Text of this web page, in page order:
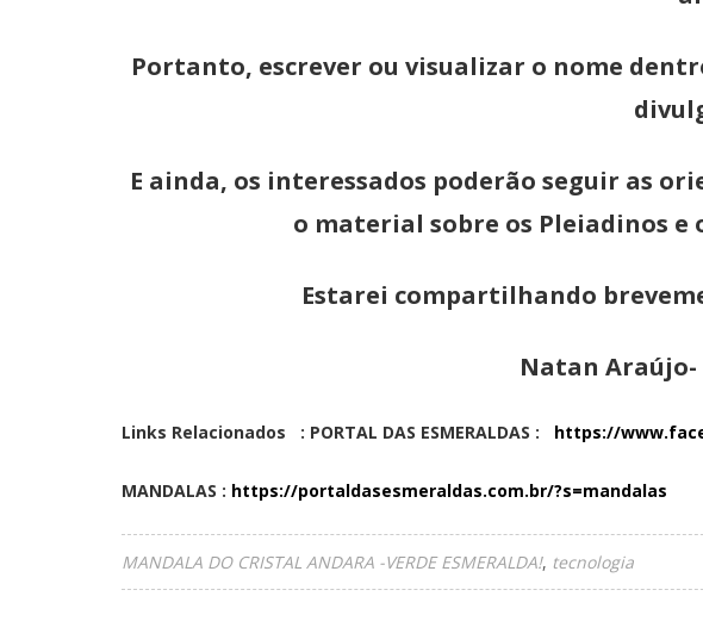
Portanto, escrever ou visualizar o nome
E ainda, os interessados poderão seguir as
o material sobre os Pleiadinos e
Estarei compartilhando
Natan Araújo-
Links Relacionados : PORTAL DAS ESMERALDAS : https://
MANDALAS : https://portaldasesmeraldas.com.br/?s=mandalas
MANDALA DO CRISTAL ANDARA -VERDE ESMERALDA! tecnologia